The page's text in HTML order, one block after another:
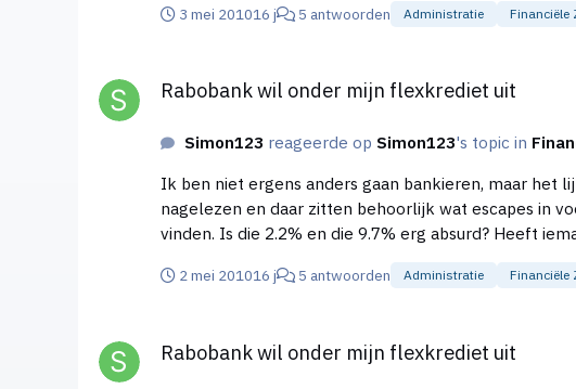
3 mei 201016 j 5 antwoorden Administratie Financiële
Rabobank wil onder mijn flexkrediet uit
Simon123 reageerde op Simon123's topic in
Ik ben niet ergens anders gaan bankieren, maar het
nagelezen en daar zitten behoorlijk wat escapes in
vinden. Is die 2.2% en die 9.7% erg absurd? Heeft
2 mei 201016 j 5 antwoorden Administratie Financiële
Rabobank wil onder mijn flexkrediet uit